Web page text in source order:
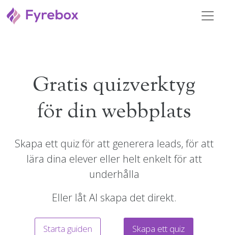
Gratis quizverktyg
för din webbplats
Skapa ett quiz för att generera leads, för att
lära dina elever eller helt enkelt för att
underhålla
Eller låt AI skapa det direkt.
Starta guiden Skapa ett quiz